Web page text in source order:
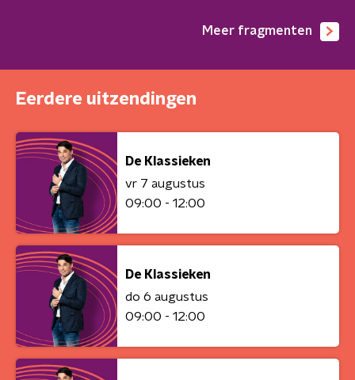
Meer fragmenten
Eerdere uitzendingen
De Klassieken
vr 7 augustus
09:00 - 12:00
De Klassieken
do 6 augustus
09:00 - 12:00